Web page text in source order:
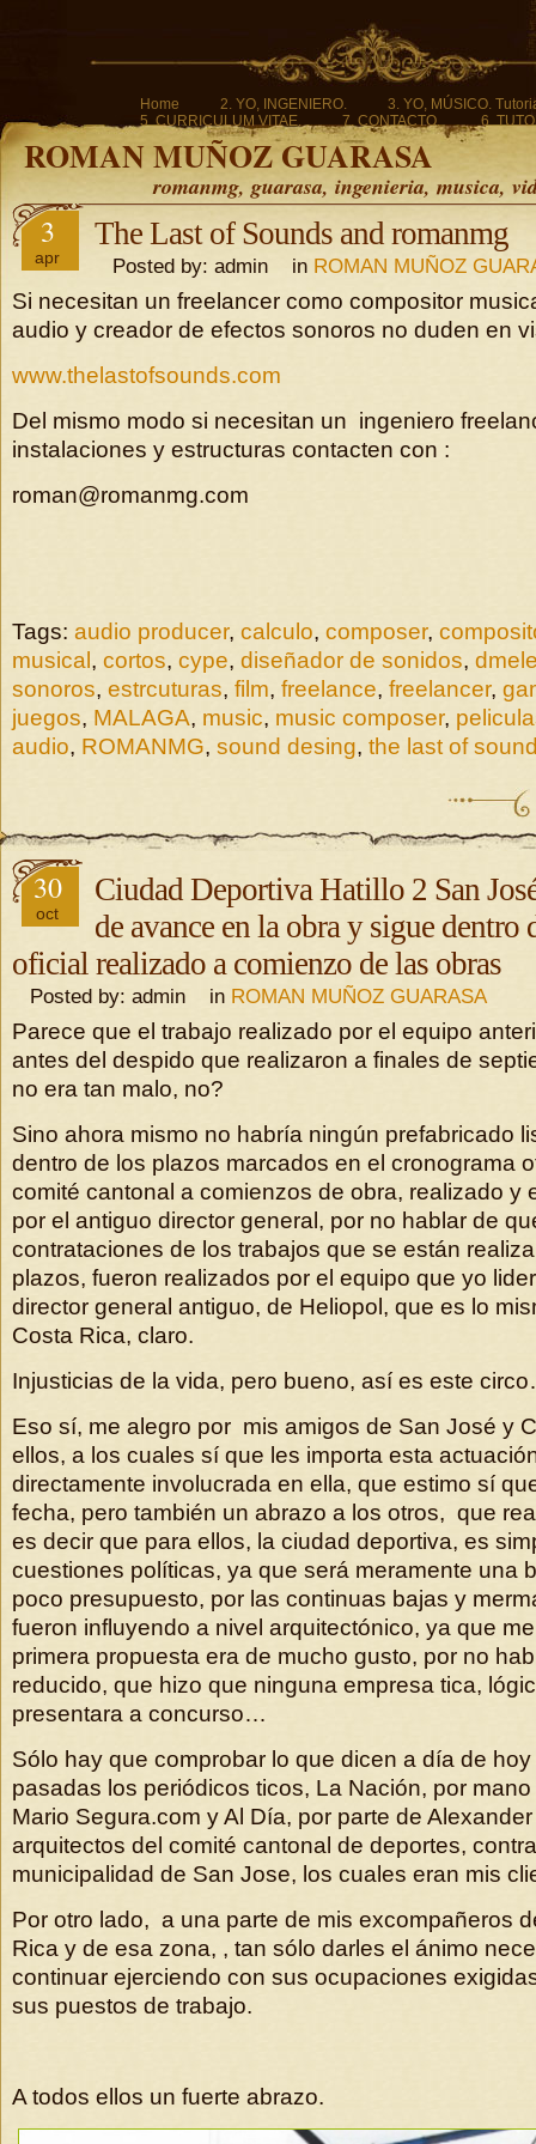
Home 2. YO, INGENIERO.
3. YO, MÚSICO.
5. CURRICULUM VITAE.
7. CONTACTO. 6.
ROMAN MUÑOZ GUARASA
romanmg, guarasa, ingenieria, musica,
3
apr
The Last of Sounds and romanmg
Posted by: admin in ROMAN MUÑOZ
Si necesitan un freelancer como compositor
audio y creador de efectos sonoros no duden en
www.thelastofsounds.com
Del mismo modo si necesitan un ingeniero
instalaciones y estructuras contacten con :
roman@romanmg.com
Tags: audio producer, calculo, composer,
musical , cortos, cype, diseñador de sonidos,
sonoros, estrcuturas, film, freelance, freelancer,
juegos, MALAGA, music, music composer,
audio, ROMANMG, sound desing, the last of
30
oct
Ciudad Deportiva Hatillo 2 San
de avance en la obra y sigue dentro
oficial realizado a comienzo de las obras
Posted by: admin in ROMAN MUÑOZ GUARASA
Parece que el trabajo realizado por el equipo
antes del despido que realizaron a finales de
no era tan malo, no?
Sino ahora mismo no habría ningún prefabricado
dentro de los plazos marcados en el cronograma
comité cantonal a comienzos de obra, realizado y
por el antiguo director general, por no hablar de
contrataciones de los trabajos que se están
plazos, fueron realizados por el equipo que yo
director general antiguo, de Heliopol, que es lo
Costa Rica, claro.
Injusticias de la vida, pero bueno, así es este
Eso sí, me alegro por mis amigos de San José y
ellos, a los cuales sí que les importa esta
directamente involucrada en ella, que estimo sí
fecha, pero también un abrazo a los otros, que
es decir que para ellos, la ciudad deportiva, es
cuestiones políticas, ya que será meramente una
poco presupuesto, por las continuas bajas y
fueron influyendo a nivel arquitectónico, ya que
primera propuesta era de mucho gusto, por no
reducido, que hizo que ninguna empresa tica,
presentara a concurso…
Sólo hay que comprobar lo que dicen a día de
pasadas los periódicos ticos, La Nación, por
Mario Segura.com y Al Día, por parte de
arquitectos del comité cantonal de deportes,
municipalidad de San Jose, los cuales eran mis
Por otro lado, a una parte de mis excompañeros
Rica y de esa zona, , tan sólo darles el ánimo
continuar ejerciendo con sus ocupaciones
sus puestos de trabajo.
A todos ellos un fuerte abrazo.